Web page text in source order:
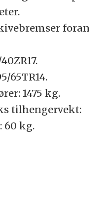
foran
65TR14.
1475 kg.
tilhengervekt:
60 kg.